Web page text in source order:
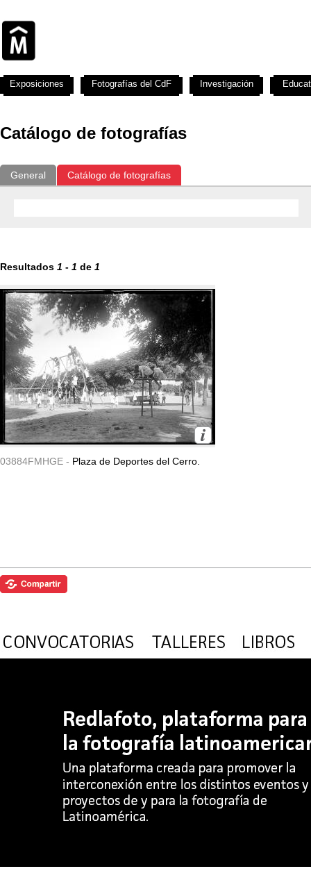
Catálogo de fotografías
General Catálogo de fotografías
Resultados 1 - 1 de 1
03884FMHGE - Plaza de Deportes del Cerro.
Exposiciones Fotografías del CdF Investigación